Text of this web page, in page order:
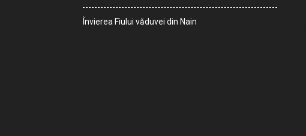
Învierea Fiului văduvei din Nain